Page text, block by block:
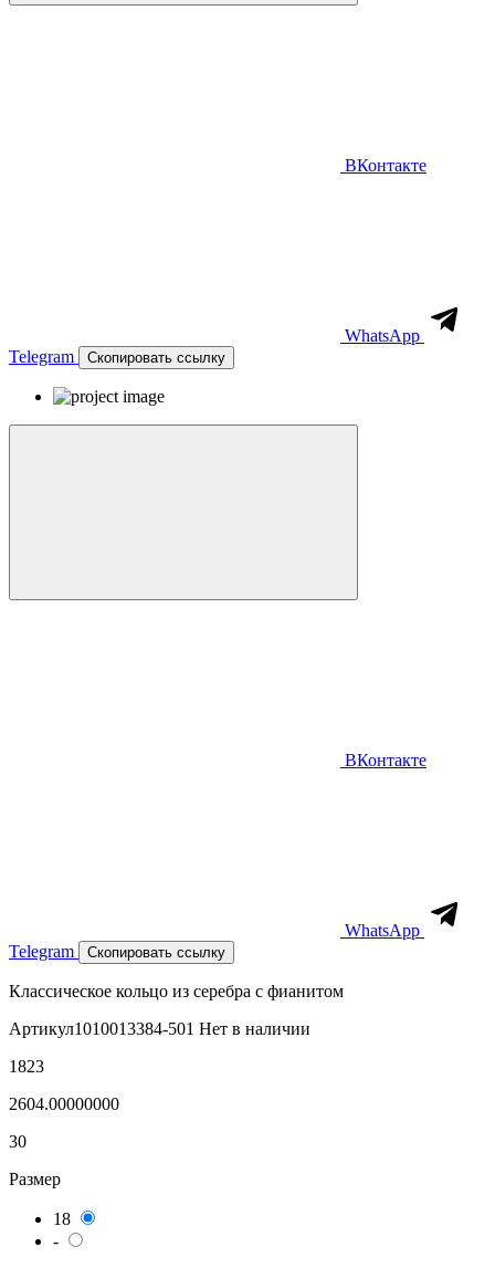
ВКонтакте
WhatsApp
Telegram
Скопировать ссылку
ВКонтакте
WhatsApp
Telegram
Скопировать ссылку
Классическое кольцо из серебра с фианитом
Артикул1010013384-501 Нет в наличии
1823
2604.00000000
30
Размер
18
-